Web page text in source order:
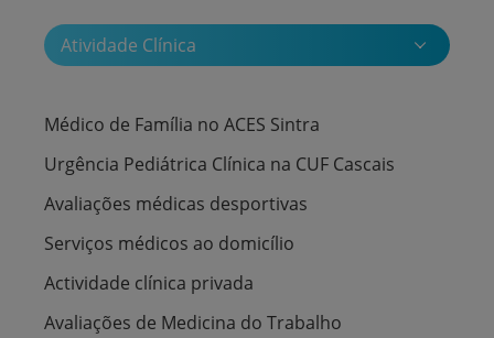
Atividade Clínica
Médico de Família no ACES Sintra
Urgência Pediátrica Clínica na CUF Cascais
Avaliações médicas desportivas
Serviços médicos ao domicílio
Actividade clínica privada
Avaliações de Medicina do Trabalho